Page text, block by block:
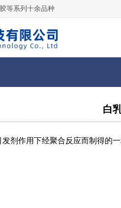
等系列十余品种
白
作用下经聚合反应而制得的